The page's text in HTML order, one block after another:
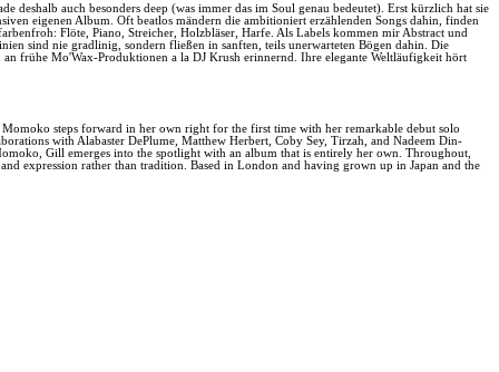
auch besonders deep (was immer das im Soul genau bedeutet). Erst kürzlich hat sie
eigenen Album. Oft beatlos mändern die ambitioniert erzählenden Songs dahin, finden
Flöte, Piano, Streicher, Holzbläser, Harfe. Als Labels kommen mir Abstract und
sind nie gradlinig, sondern fließen in sanften, teils unerwarteten Bögen dahin. Die
frühe Mo'Wax-Produktionen a la DJ Krush erinnernd. Ihre elegante Weltläufigkeit hört
steps forward in her own right for the first time with her remarkable debut solo
with Alabaster DePlume, Matthew Herbert, Coby Sey, Tirzah, and Nadeem Din-
Gill emerges into the spotlight with an album that is entirely her own. Throughout,
expression rather than tradition. Based in London and having grown up in Japan and the